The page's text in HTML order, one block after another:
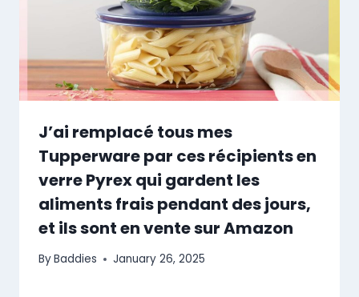
J’ai remplacé tous mes
Tupperware par ces récipients en
verre Pyrex qui gardent les
aliments frais pendant des jours,
et ils sont en vente sur Amazon
ByBaddies January 26, 2025